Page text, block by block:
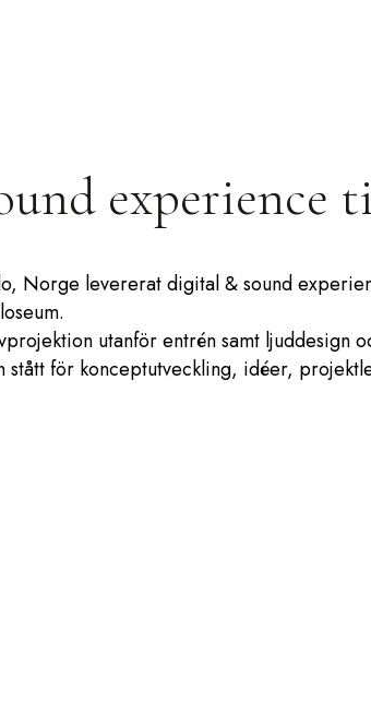
experience
Norge levererat digital & sound
utanför entrén samt ljuddesign
stått för konceptutveckling, idéer,